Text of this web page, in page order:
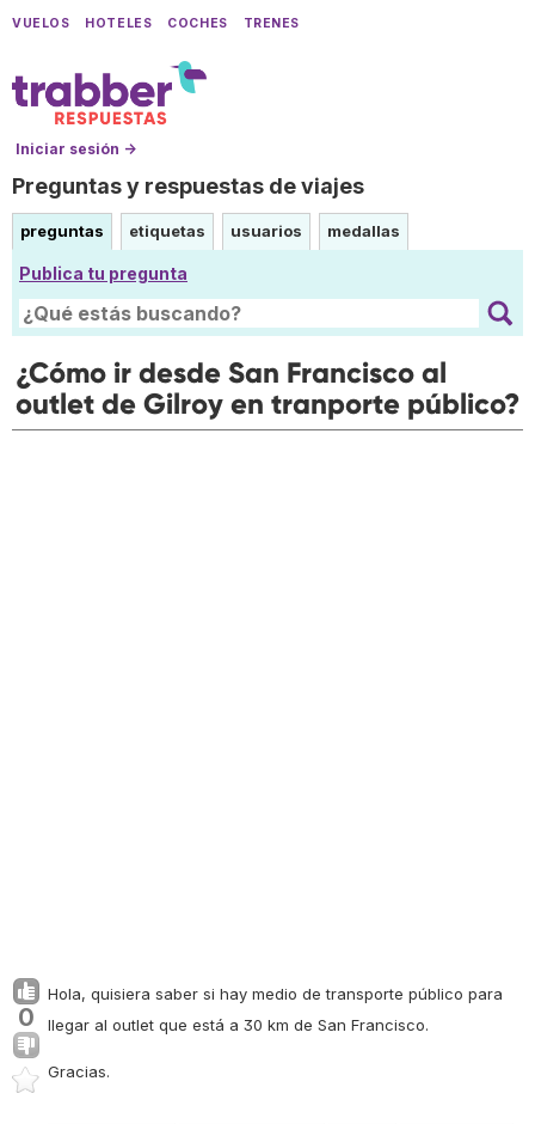
VUELOS HOTELES COCHES TRENES
Iniciar sesión →
Preguntas y respuestas de viajes
preguntas etiquetas usuarios medallas
Publica tu pregunta
¿Cómo ir desde San Francisco al
outlet de Gilroy en tranporte público?
0
Hola, quisiera saber si hay medio de transporte público para
llegar al outlet que está a 30 km de San Francisco.
Gracias.